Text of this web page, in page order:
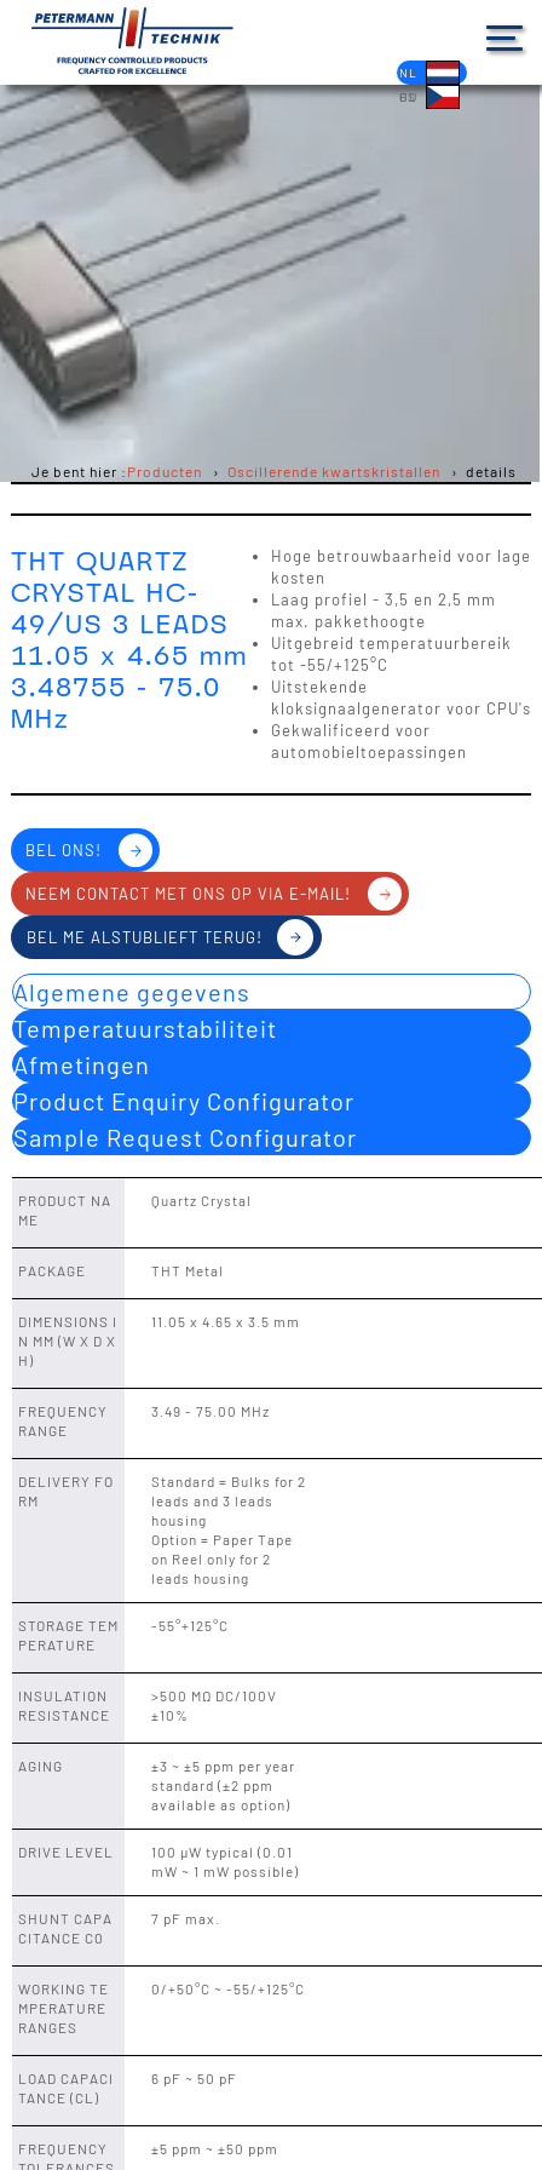
DE
EN
FR
ES
PL
IT
NL
HU
CS
Je bent hier : Producten Oscillerende kwartskristallen details
THT QUARTZ
CRYSTAL HC-
49/US 3 LEADS
11.05 x 4.65 mm
3.48755 - 75.0
MHz
Hoge betrouwbaarheid voor lage
kosten
Laag profiel - 3,5 en 2,5 mm
max. pakkethoogte
Uitgebreid temperatuurbereik
tot -55/+125°C
Uitstekende
kloksignaalgenerator voor CPU's
Gekwalificeerd voor
automobieltoepassingen
BEL ONS!
NEEM CONTACT MET ONS OP VIA E-MAIL!
BEL ME ALSTUBLIEFT TERUG!
Algemene gegevens
Temperatuurstabiliteit
Afmetingen
Product Enquiry Configurator
Sample Request Configurator
PRODUCT NA
ME
Quartz Crystal
PACKAGE THT Metal
DIMENSIONS I
N MM (W X D X
H)
11.05 x 4.65 x 3.5 mm
FREQUENCY
RANGE
3.49 - 75.00 MHz
DELIVERY FO
RM
Standard = Bulks for 2
leads and 3 leads
housing
Option = Paper Tape
on Reel only for 2
leads housing
STORAGE TEM
PERATURE
-55°+125°C
INSULATION
RESISTANCE
>500 MΩ DC/100V
±10%
AGING
±3 ~ ±5 ppm per year
standard (±2 ppm
available as option)
DRIVE LEVEL
100 µW typical (0.01
mW ~ 1 mW possible)
SHUNT CAPA
CITANCE C0
7 pF max.
WORKING TE
MPERATURE
RANGES
0/+50°C ~ -55/+125°C
LOAD CAPACI
TANCE (CL)
6 pF ~ 50 pF
FREQUENCY
±5 ppm ~ ±50 ppm